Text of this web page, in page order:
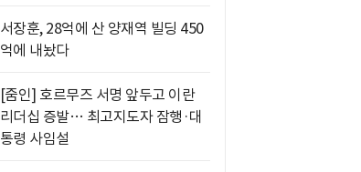
서장훈, 28억에 산 양재역 빌딩 450
억에 내놨다
[줌인] 호르무즈 서명 앞두고 이란
리더십 증발… 최고지도자 잠행·대
통령 사임설